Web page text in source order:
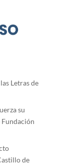
Letras de
su
de